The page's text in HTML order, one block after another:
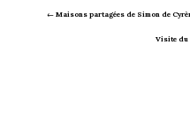
← Maisons partagées de Simon de
Visite du